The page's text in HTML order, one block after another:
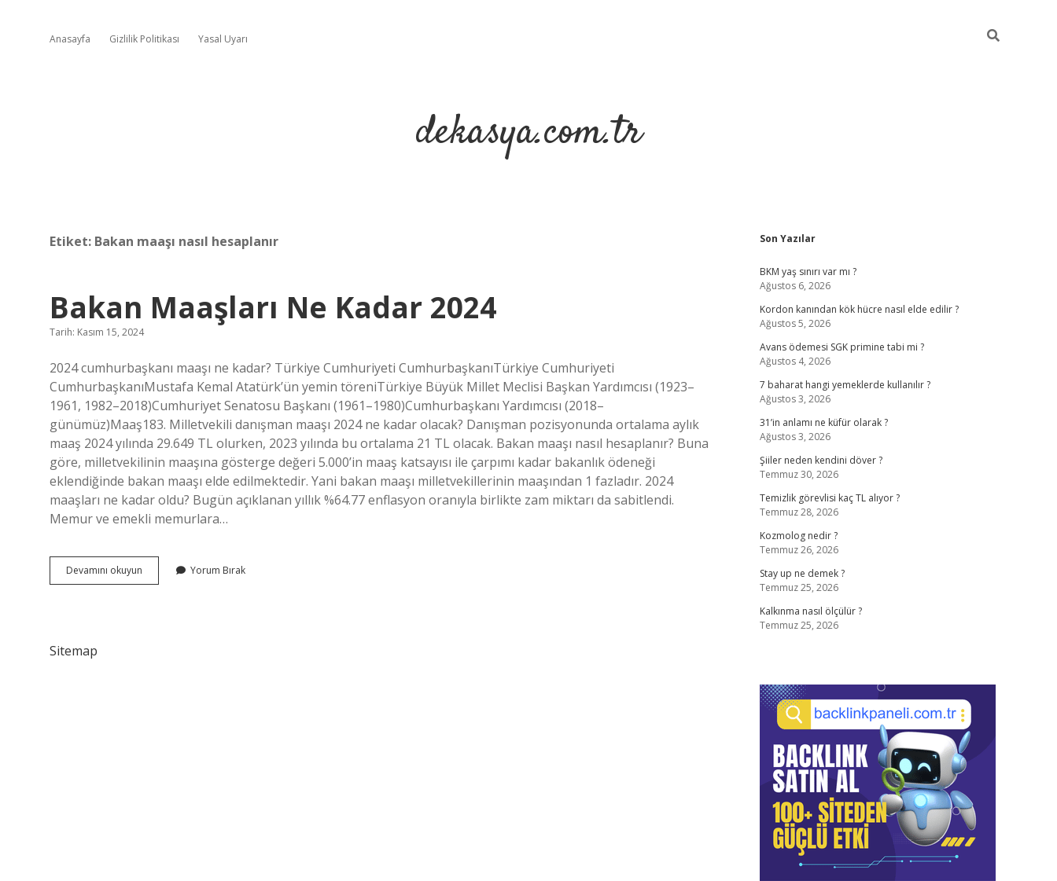
Anasayfa Gizlilik Politikası Yasal Uyarı
dekasya.com.tr
Etiket: Bakan maaşı nasıl hesaplanır
Bakan Maaşları Ne Kadar 2024
Tarih: Kasım 15, 2024
2024 cumhurbaşkanı maaşı ne kadar? Türkiye Cumhuriyeti CumhurbaşkanıTürkiye Cumhuriyeti
CumhurbaşkanıMustafa Kemal Atatürk’ün yemin töreniTürkiye Büyük Millet Meclisi Başkan Yardımcısı (1923–
1961, 1982–2018)Cumhuriyet Senatosu Başkanı (1961–1980)Cumhurbaşkanı Yardımcısı (2018–
günümüz)Maaş183. Milletvekili danışman maaşı 2024 ne kadar olacak? Danışman pozisyonunda ortalama aylık
maaş 2024 yılında 29.649 TL olurken, 2023 yılında bu ortalama 21 TL olacak. Bakan maaşı nasıl hesaplanır? Buna
göre, milletvekilinin maaşına gösterge değeri 5.000’in maaş katsayısı ile çarpımı kadar bakanlık ödeneği
eklendiğinde bakan maaşı elde edilmektedir. Yani bakan maaşı milletvekillerinin maaşından 1 fazladır. 2024
maaşları ne kadar oldu? Bugün açıklanan yıllık %64.77 enflasyon oranıyla birlikte zam miktarı da sabitlendi.
Memur ve emekli memurlara…
Devamını okuyun
Maaşları
Yorum Bırak
Sitemap
Sidebar
Son Yazılar
BKM yaş sınırı var mı ?
Ağustos 6, 2026
Kordon kanından kök hücre nasıl elde edilir ?
Ağustos 5, 2026
Avans ödemesi SGK primine tabi mi ?
Ağustos 4, 2026
7 baharat hangi yemeklerde kullanılır ?
Ağustos 3, 2026
31’in anlamı ne küfür olarak ?
Ağustos 3, 2026
Şiiler neden kendini döver ?
Temmuz 30, 2026
Temizlik görevlisi kaç TL alıyor ?
Temmuz 28, 2026
Kozmolog nedir ?
Temmuz 26, 2026
Stay up ne demek ?
Temmuz 25, 2026
Kalkınma nasıl ölçülür ?
Temmuz 25, 2026
betexper giriş